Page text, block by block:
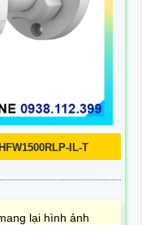
IL-T
lại hình ảnh